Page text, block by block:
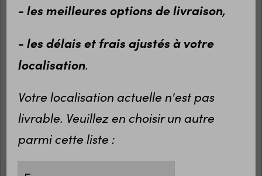
- les meilleures options de livraison,
- les délais et frais ajustés à votre
localisation.
Votre localisation actuelle n'est pas
livrable. Veuillez en choisir un autre
parmi cette liste :